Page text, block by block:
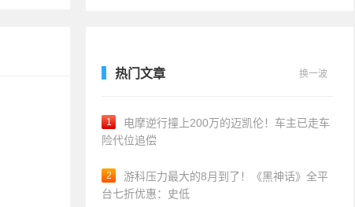
热门文章 换一波
1
电摩逆行撞上200万的迈凯伦！车主已走车
险代位追偿
2
游科压力最大的8月到了！《黑神话》全平
台七折优惠：史低